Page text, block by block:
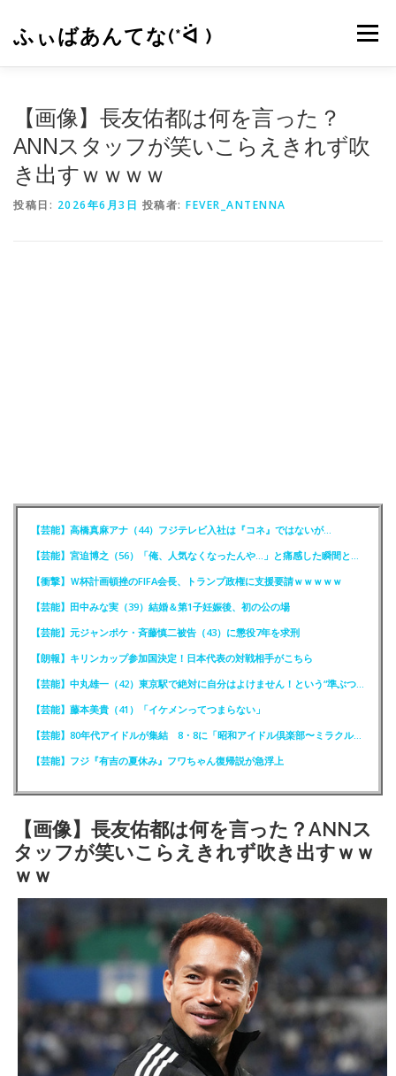
ふぃばあんてな(*ᐛ ) メニュー
【画像】長友佑都は何を言った？
ANNスタッフが笑いこらえきれず吹
き出すｗｗｗｗ
投稿日: 2026年6月3日 投稿者: FEVER_ANTENNA
【芸能】高橋真麻アナ（44）フジテレビ入社は『コネ』ではないが…
【芸能】宮迫博之（56）「俺、人気なくなったんや…」と痛感した瞬間とは？
【衝撃】Ｗ杯計画頓挫のFIFA会長、トランプ政権に支援要請ｗｗｗｗｗ
【芸能】田中みな実（39）結婚＆第1子妊娠後、初の公の場
【芸能】元ジャンポケ・斉藤慎二被告（43）に懲役7年を求刑
【朗報】キリンカップ参加国決定！日本代表の対戦相手がこちら
【芸能】中丸雄一（42）東京駅で絶対に自分はよけません！という“準ぶつかりおじさん”に遭遇
【芸能】藤本美貴（41）「イケメンってつまらない」
【芸能】80年代アイドルが集結 8・8に「昭和アイドル倶楽部〜ミラクル同窓会〜」を開催
【芸能】フジ『有吉の夏休み』フワちゃん復帰説が急浮上
【画像】長友佑都は何を言った？ANNス
タッフが笑いこらえきれず吹き出すｗｗ
ｗｗ